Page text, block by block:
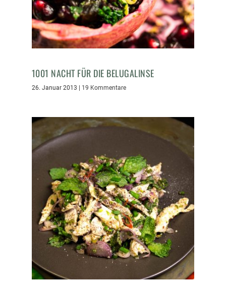
1001 NACHT FÜR DIE BELUGALINSE
26. Januar 2013 | 19 Kommentare